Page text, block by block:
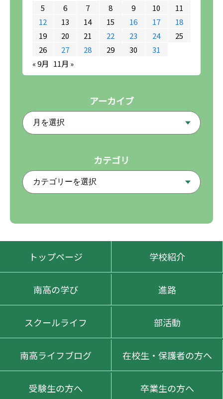
5
6 7 8 9 10
11
12
13 14 15 16 17
18
19
20 21 22 23 24
25
26
27 28 29 30
31
« 9月 11月 »
アーカイブ
カテゴリ
トップページ 学校紹介
南高の学び 進路
スクールライフ 部活動
南高ライフブログ 在校生・保護者の方へ
受験生の方へ 卒業生の方へ